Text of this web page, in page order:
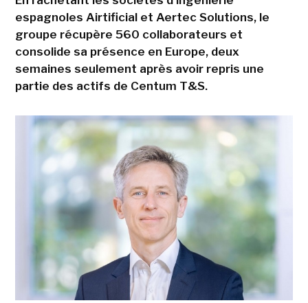
espagnoles Airtificial et Aertec Solutions, le
groupe récupère 560 collaborateurs et
consolide sa présence en Europe, deux
semaines seulement après avoir repris une
partie des actifs de Centum T&S.